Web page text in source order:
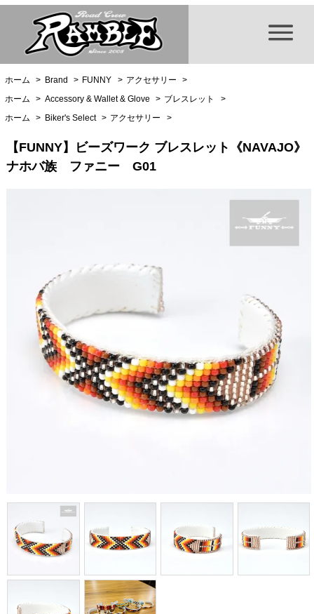
ホーム > Brand > FUNNY > アクセサリー
>
ホーム
> Accessory & Wallet & Glove > ブレスレット
>
ホーム
> Biker's Select > アクセサリー >
【FUNNY】ビーズワーク ブレスレット《NAVAJO》
ナホバ族 ファニー G01